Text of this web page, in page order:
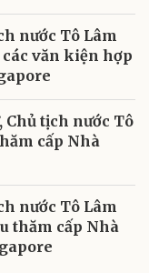
nước Tô Lâm
văn kiện hợp
Chủ tịch nước Tô
cấp Nhà
nước Tô Lâm
thăm cấp Nhà